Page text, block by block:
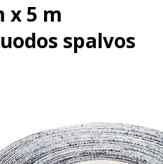
x 5 m
spalvos